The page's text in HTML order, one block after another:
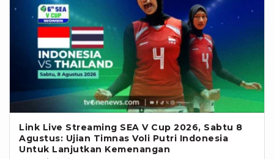
Link Live Streaming SEA V Cup 2026, Sabtu 8
Agustus: Ujian Timnas Voli Putri Indonesia
Untuk Lanjutkan Kemenangan